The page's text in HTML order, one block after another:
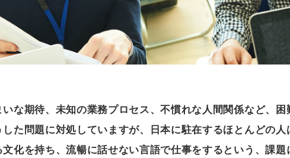
な期待、未知の業務プロセス、不慣れな人間関係など、困
た問題に対処していますが、日本に駐在するほとんどの
化を持ち、流暢に話せない言語で仕事をするという、課題